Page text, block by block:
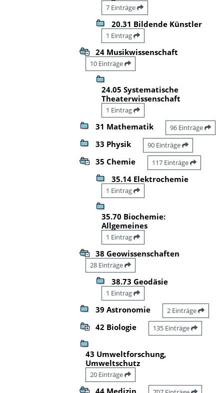
7 Einträge
20.31 Bildende Künstler
1 Eintrag
24 Musikwissenschaft
10 Einträge
24.05 Systematische
Theaterwissenschaft
1 Eintrag
31 Mathematik 96 Einträge
33 Physik 90 Einträge
35 Chemie 117 Einträge
35.14 Elektrochemie
1 Eintrag
35.70 Biochemie:
Allgemeines
1 Eintrag
38 Geowissenschaften
28 Einträge
38.73 Geodäsie
1 Eintrag
39 Astronomie 2 Einträge
42 Biologie 135 Einträge
43 Umweltforschung,
Umweltschutz
20 Einträge
44 Medizin